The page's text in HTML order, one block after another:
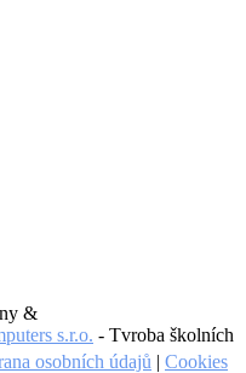
&
s.r.o. - Tvroba školních
osobních údajů | Cookies